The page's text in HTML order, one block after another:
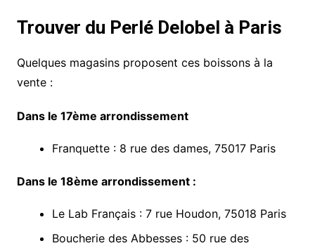
Trouver du Perlé Delobel à Paris
Quelques magasins proposent ces boissons à la
vente :
Dans le 17ème arrondissement
Franquette : 8 rue des dames, 75017 Paris
Dans le 18ème arrondissement :
Le Lab Français : 7 rue Houdon, 75018 Paris
Boucherie des Abbesses : 50 rue des